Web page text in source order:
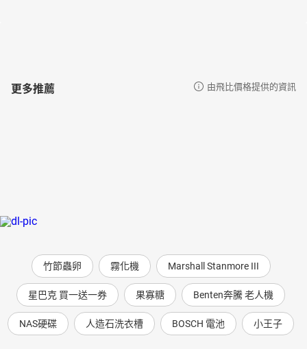
更多推薦 由飛比價格提供的資訊
竹節蟲卵 霧化機 Marshall Stanmore III
星巴克 買一送一券 果寡糖 Benten奔騰 老人機
NAS硬碟 人造石洗衣槽 BOSCH 電池 小王子